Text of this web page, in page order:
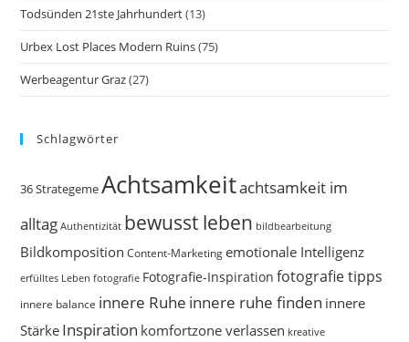
Todsünden 21ste Jahrhundert(13)
Urbex Lost Places Modern Ruins(75)
Werbeagentur Graz(27)
Schlagwörter
36 StrategemeAchtsamkeitachtsamkeit im
alltag Authentizität bewusst leben bildbearbeitung
Bildkomposition Content-Marketing emotionale Intelligenz
erfülltes Leben fotografie Fotografie-Inspiration fotografie tipps
innere balance innere Ruhe innere ruhe finden innere
Stärke Inspiration komfortzone verlassen kreative